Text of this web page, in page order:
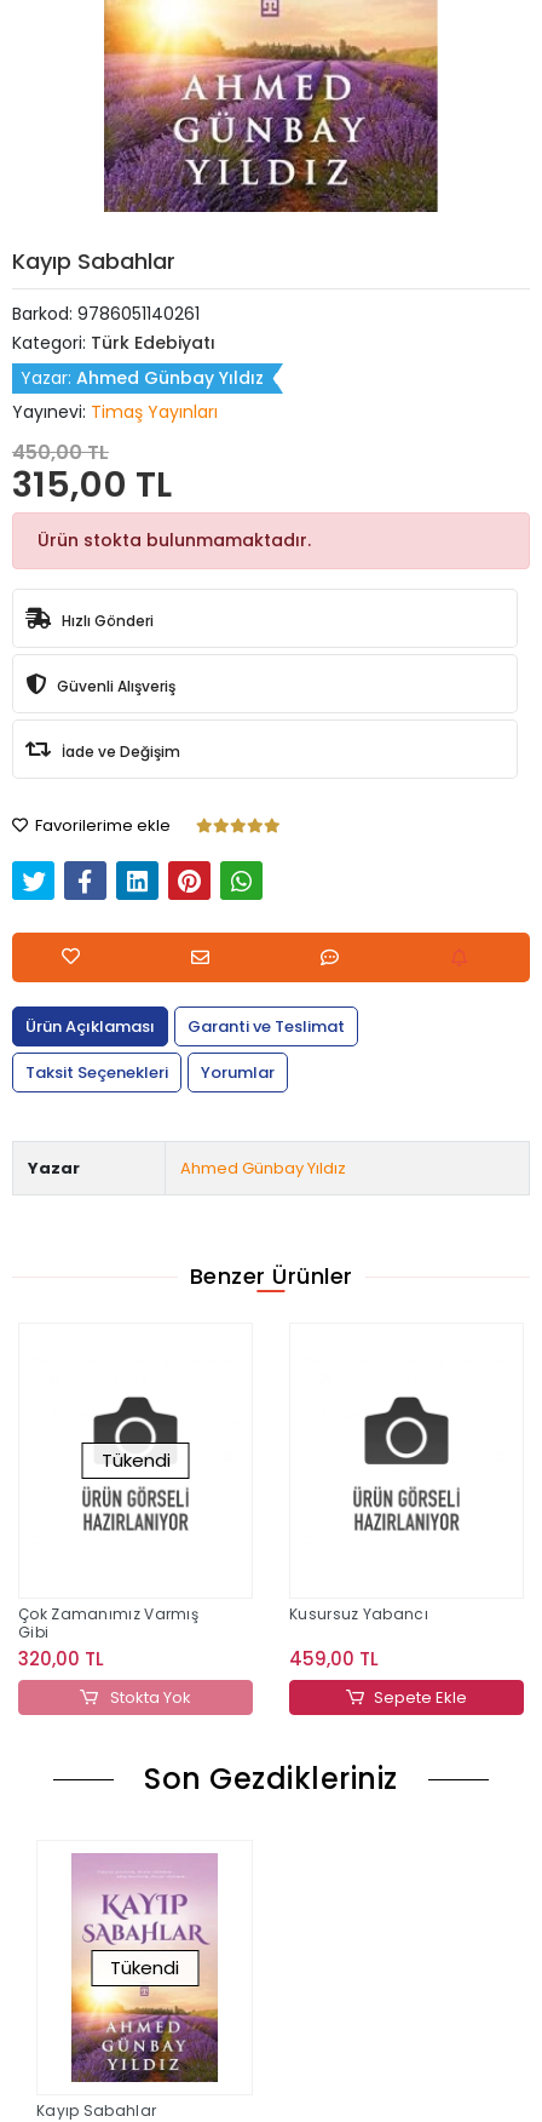
Kayıp Sabahlar
Barkod: 9786051140261
Kategori: Türk Edebiyatı
Yazar: Ahmed Günbay Yıldız
Yayınevi: Timaş Yayınları
450,00 TL
315,00 TL
Ürün stokta bulunmamaktadır.
Hızlı Gönderi
Güvenli Alışveriş
İade ve Değişim
Favorilerime ekle
Ürün Açıklaması
Garanti ve Teslimat
Taksit Seçenekleri
Yorumlar
Yazar Ahmed Günbay Yıldız
Benzer Ürünler
Tükendi
Çok Zamanımız Varmış
Gibi
320,00 TL
Stokta Yok
Kusursuz Yabancı
459,00 TL
Sepete Ekle
Son Gezdikleriniz
Tükendi
Kayıp Sabahlar